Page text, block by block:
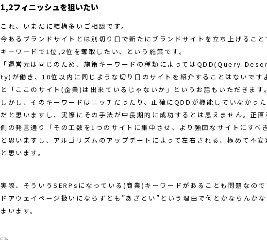
1,2フィニッシュを狙いたい
これ、いまだに結構多いご相談です。
今あるブランドサイトとは別切り口で新たにブランドサイトを立ち上げるこ
キーワードで1位,2位を奪取したい、という施策です。
「運営元は同じのため、施策キーワードの種類によってはQDD(Query
ty)が働き、10位以内に同じような切り口のサイトを紹介することはないです
と「ここのサイト(企業)は出来ているじゃないか」というお話もいただきます
しかし、そのキーワードはニッチだったり、正確にQDDが機能していなかっ
だと思いますし、実際にその手法が中長期的に成功するとは思えません。正
側の発言通り「その工数を1つのサイトに集中させ、より強固なサイトにすべ
と思いますし、アルゴリズムのアップデートによって左右される、極めて不
と思います。
実際、そういうSERPsになっている(商業)キーワードがあることも問題なの
ドアウェイページ扱いにならずとも”あざとい”という理由で何とかならんか
まいます。